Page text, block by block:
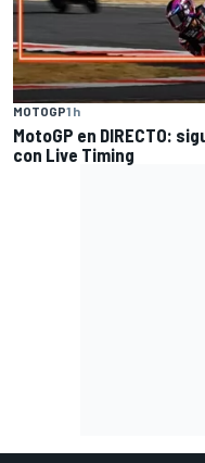
MOTOGP1 h
MotoGP en DIRECTO:
con Live Timing